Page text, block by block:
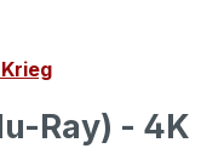
Ray) - 4K